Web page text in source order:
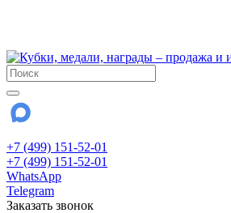
+7 (499) 151-52-01
+7 (499) 151-52-01
WhatsApp
Telegram
Заказать звонок